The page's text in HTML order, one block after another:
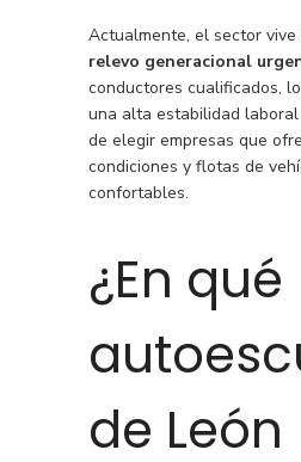
Actualmente, el sector
relevo generacional
conductores cualificados,
una alta estabilidad
de elegir empresas que
condiciones y flotas de
confortables.
¿En qué
de León